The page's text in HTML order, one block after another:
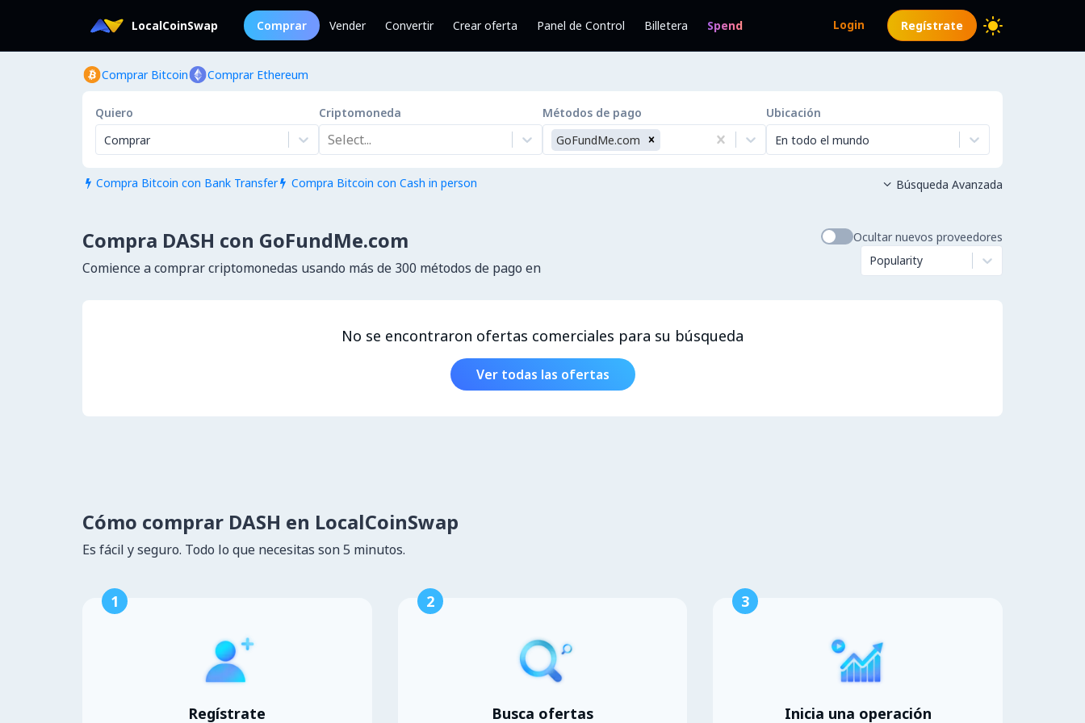
LocalCoinSwap Comprar Vender Convertir Crear oferta Panel de Control Billetera Spend Login Regístrate
Comprar Bitcoin Comprar Ethereum
Quiero
Comprar
Criptomoneda
Select...
Métodos de pago
GoFundMe.com
Ubicación
En todo el mundo
 Compra Bitcoin con Bank Transfer  Compra Bitcoin con Cash in person  Búsqueda Avanzada
Compra DASH con GoFundMe.com
Comience a comprar criptomonedas usando más de 300 métodos de pago en
Ocultar nuevos proveedores
Popularity
No se encontraron ofertas comerciales para su búsqueda
Ver todas las ofertas
Cómo comprar DASH en LocalCoinSwap
Es fácil y seguro. Todo lo que necesitas son 5 minutos.
1
Regístrate
2
Busca ofertas
3
Inicia una operación